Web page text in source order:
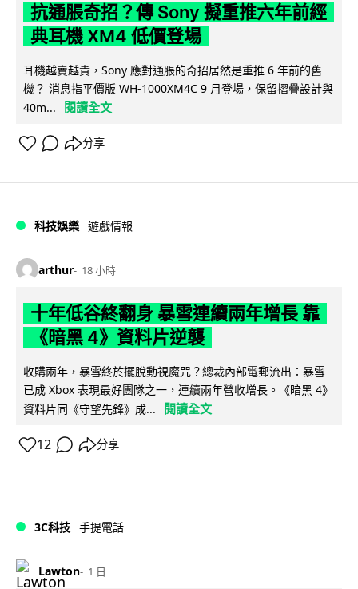
抗通脹奇招？傳 Sony 擬重推六年前經
典耳機 XM4 低價登場
耳機越賣越貴，Sony 應對通脹的奇招居然是重推 6 年前的舊
機？ 消息指平價版 WH-1000XM4C 9 月登場，保留摺疊設計與
40m...
閱讀全文
分享
科技娛樂 遊戲情報
arthur 18 小時
十年低谷終翻身 暴雪連續兩年增長 靠
《暗黑 4》資料片逆襲
收購兩年，暴雪終於擺脫動視魔咒？總裁內部電郵流出：暴雪
已成 Xbox 表現最好團隊之一，連續兩年營收增長。《暗黑 4》
資料片同《守望先鋒》成...
閱讀全文
12 分享
3C科技 手提電話
Lawton 1 日